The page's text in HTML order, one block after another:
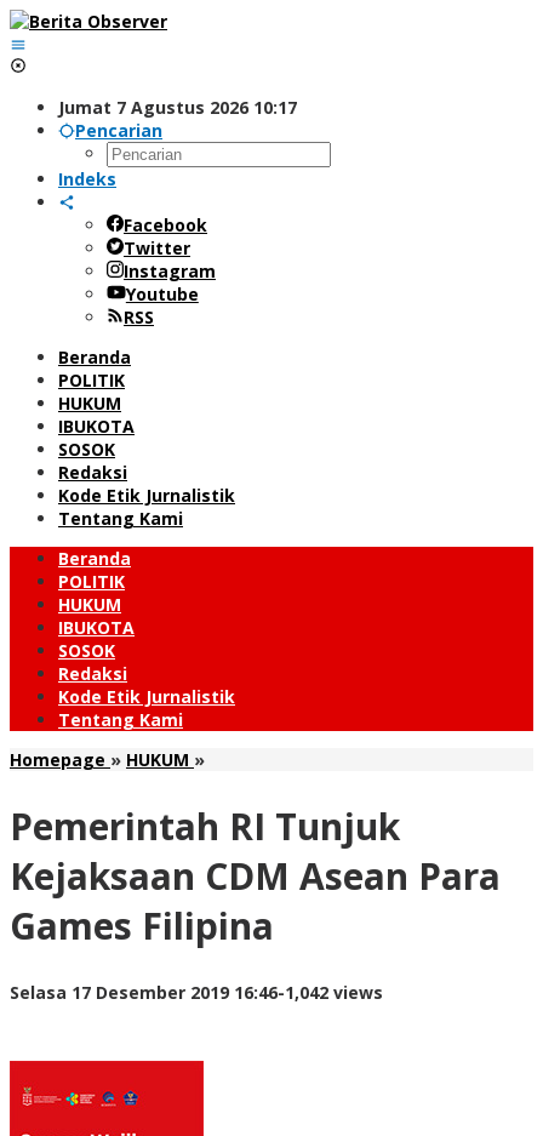
Lewati
ke
konten
Jumat 7 Agustus 2026 10:17
Pencarian
Indeks
Facebook
Twitter
Instagram
Youtube
RSS
Beranda
POLITIK
HUKUM
IBUKOTA
SOSOK
Redaksi
Kode Etik Jurnalistik
Tentang Kami
Beranda
POLITIK
HUKUM
IBUKOTA
SOSOK
Redaksi
Kode Etik Jurnalistik
Tentang Kami
Homepage » HUKUM »Pemerintah
Kejaksaan
Asean
Para
Games
Filipina
Pemerintah RI Tunjuk
Kejaksaan CDM Asean Para
Games Filipina
Selasa 17 Desember 2019 16:46oleh
-1,042 views